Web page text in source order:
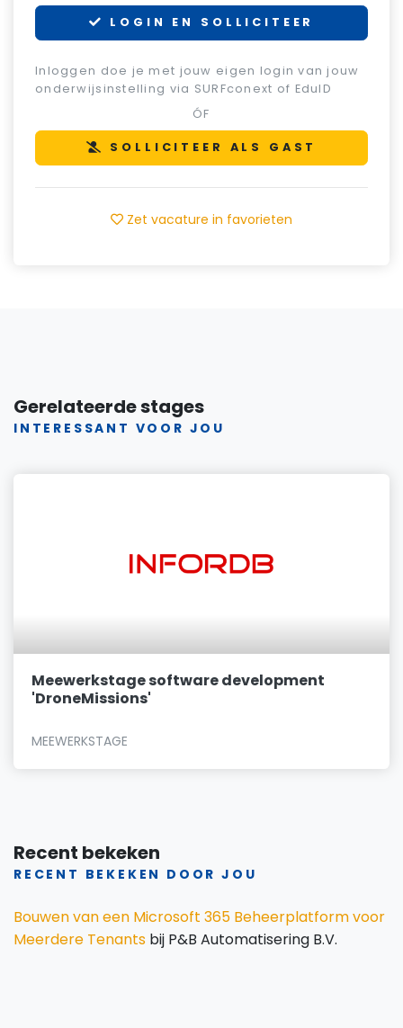
LOGIN EN SOLLICITEER
Inloggen doe je met jouw eigen login van jouw
onderwijsinstelling via SURFconext of EduID
ÓF
SOLLICITEER ALS GAST
Zet vacature in favorieten
Gerelateerde stages
INTERESSANT VOOR JOU
Meewerkstage software development
'DroneMissions'
MEEWERKSTAGE
Recent bekeken
RECENT BEKEKEN DOOR JOU
Bouwen van een Microsoft 365 Beheerplatform voor
Meerdere Tenants bij P&B Automatisering B.V.